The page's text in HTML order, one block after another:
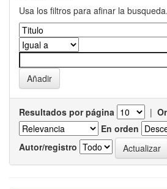
Usa los filtros para afinar la busqueda.
Resultados por página |
En orden
Autor/registro